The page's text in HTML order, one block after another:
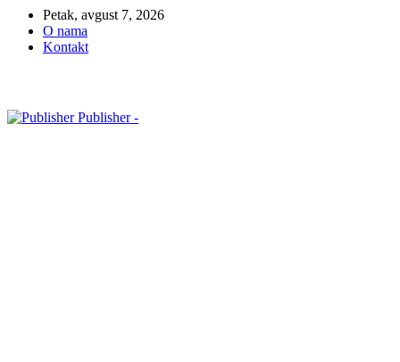
Petak, avgust 7, 2026
O nama
Kontakt
Publisher -